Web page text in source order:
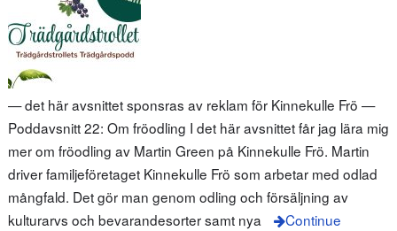
— det här avsnittet sponsras av reklam för Kinnekulle Frö —
Poddavsnitt 22: Om fröodling I det här avsnittet får jag lära mig
mer om fröodling av Martin Green på Kinnekulle Frö. Martin
driver familjeföretaget Kinnekulle Frö som arbetar med odlad
mångfald. Det gör man genom odling och försäljning av
kulturarvs och bevarandesorter samt nya
Continue